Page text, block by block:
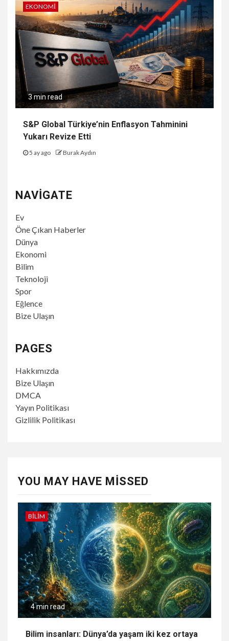
EKONOMI
3 min read
S&P Global Türkiye’nin Enflasyon Tahminini
Yukarı Revize Etti
5 ay ago Burak Aydın
NAVIGATE
Ev
Öne Çıkan Haberler
Dünya
Ekonomi
Bilim
Teknoloji
Spor
Eğlence
Bize Ulaşın
PAGES
Hakkımızda
Bize Ulaşın
DMCA
Yayın Politikası
Gizlilik Politikası
YOU MAY HAVE MISSED
BILIM
4 min read
Bilim insanları: Dünya’da yaşam iki kez ortaya